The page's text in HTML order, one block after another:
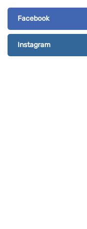
Facebook
Instagram